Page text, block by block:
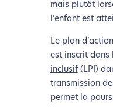
mais plutôt
l’enfant est
Le plan
est inscrit dans
inclusif(LPI)
transmission
permet la